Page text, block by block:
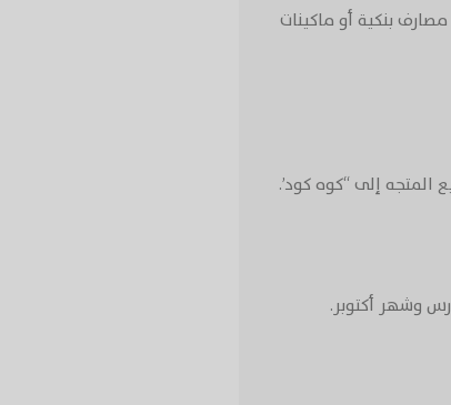
بنكية أو ماكينات
وشهر أكتوبر.